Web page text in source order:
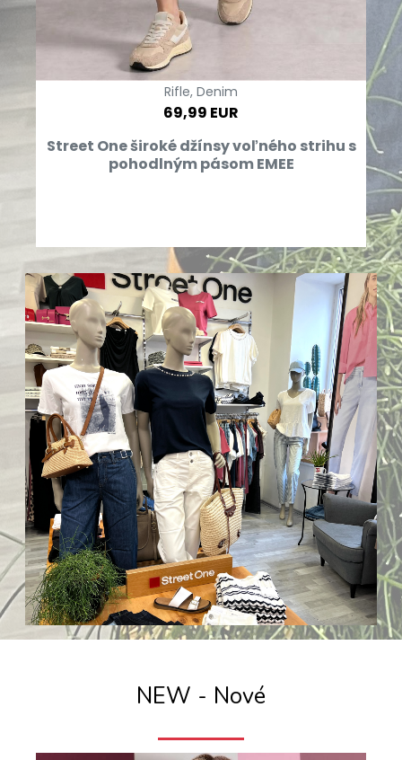
Rifle, Denim
69,99 EUR
Street One široké džínsy voľného strihu s
pohodlným pásom EMEE
NEW - Nové